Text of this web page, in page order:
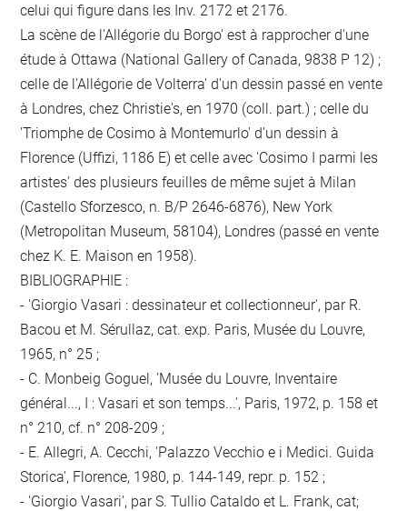
celui qui figure dans les Inv. 2172 et 2176.
La scène de l'Allégorie du Borgo' est à rapprocher d'une
étude à Ottawa (National Gallery of Canada, 9838 P 12) ;
celle de l'Allégorie de Volterra' d'un dessin passé en vente
à Londres, chez Christie's, en 1970 (coll. part.) ; celle du
'Triomphe de Cosimo à Montemurlo' d'un dessin à
Florence (Uffizi, 1186 E) et celle avec 'Cosimo I parmi les
artistes' des plusieurs feuilles de même sujet à Milan
(Castello Sforzesco, n. B/P 2646-6876), New York
(Metropolitan Museum, 58104), Londres (passé en vente
chez K. E. Maison en 1958).
BIBLIOGRAPHIE :
- 'Giorgio Vasari : dessinateur et collectionneur', par R.
Bacou et M. Sérullaz, cat. exp. Paris, Musée du Louvre,
1965, n° 25 ;
- C. Monbeig Goguel, 'Musée du Louvre, Inventaire
général..., I : Vasari et son temps...', Paris, 1972, p. 158 et
n° 210, cf. n° 208-209 ;
- E. Allegri, A. Cecchi, 'Palazzo Vecchio e i Medici. Guida
Storica', Florence, 1980, p. 144-149, repr. p. 152 ;
- 'Giorgio Vasari', par S. Tullio Cataldo et L. Frank, cat;